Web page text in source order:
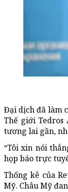
Đại dịch đã làm
Thế giới Tedros
tương lai gần,
“Tôi xin nói
họp báo trực
Thống kê của
Mỹ. Châu Mỹ